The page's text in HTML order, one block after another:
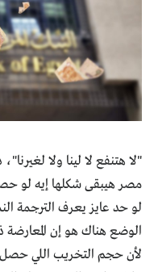
"لا هتنفع لا لينا ولا
مصر هيبقى شكلها إيه لو
لو حد عايز يعرف الترجمة
الوضع هناك هو إن
لأن حجم التخريب اللي